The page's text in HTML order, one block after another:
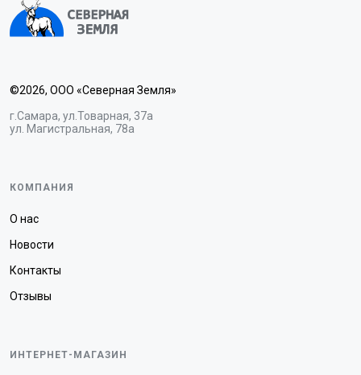
©2026, ООО «Северная Земля»
г.Самара, ул.Товарная, 37а
ул. Магистральная, 78а
КОМПАНИЯ
О нас
Новости
Контакты
Отзывы
ИНТЕРНЕТ-МАГАЗИН